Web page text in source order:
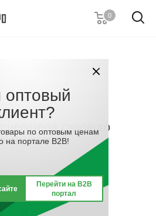
0
-
силового выключателя
силового
по оптовым ценам
на портале B2B!
Перейти на B2B
портал